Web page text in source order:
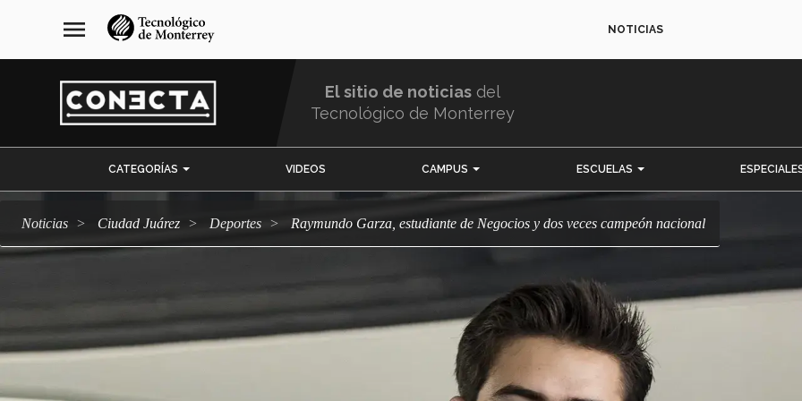
navegación
principal
menu NOTICIAS
El sitio de noticias del
Tecnológico de Monterrey
CATEGORÍAS VIDEOS CAMPUS ESCUELAS
Noticias Ciudad Juárez deportes Raymundo Garza, estudiante de Negocios y dos veces campeón nacional